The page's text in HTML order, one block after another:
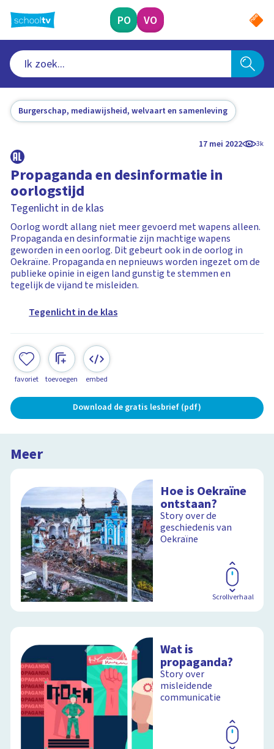
naar
hoofdinhoud
PO VO
Burgerschap, mediawijsheid, welvaart en samenleving
17 mei 2022 3k
Propaganda en desinformatie in
oorlogstijd
Tegenlicht in de klas
Oorlog wordt allang niet meer gevoerd met wapens alleen.
Propaganda en desinformatie zijn machtige wapens
geworden in een oorlog. Dit gebeurt ook in de oorlog in
Oekraïne. Propaganda en nepnieuws worden ingezet om de
publieke opinie in eigen land gunstig te stemmen en
tegelijk de vijand te misleiden.
Tegenlicht in de klas
favoriet toevoegen embed
Download de gratis lesbrief (pdf)
Meer
Hoe is Oekraïne
ontstaan?
Story over de
geschiedenis van
Oekraïne
Scrollverhaal
Wat is
propaganda?
Story over
misleidende
communicatie